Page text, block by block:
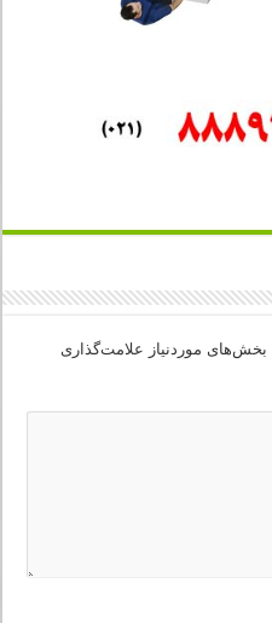
بخش‌های موردنیاز علامت‌گذاری